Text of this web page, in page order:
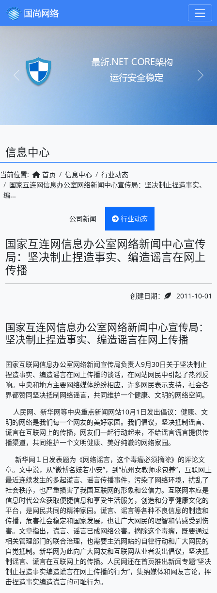
Previous Next
信息中心
当前位置: 首页 信息中心
行业动态
国家互连网信息办公室网络新闻中心宣传局：坚决制止捏造事实、
编...
公司新闻 行业动态
国家互连网信息办公室网络新闻中心宣传
局：坚决制止捏造事实、编造谣言在网上
传播
创建日期： 2011-10-01
国家互连网信息办公室网络新闻中心宣传局：
坚决制止捏造事实、编造谣言在网上传播
国家互联网信息办公室网络新闻宣传局负责人9月30日关于坚决制止
捏造事实、编造谣言在网上传播的谈话，在网站网民中引起了热烈反
响。中央和地方主要网络媒体纷纷相应，许多网民表示支持，社会各
界都赞同坚决抵制网络谣言，共同维护一个健康、文明的网络空间。
人民网、新华网等中央重点新闻网站10月1日发出倡议：健康、文
明的网络是我们每一个网友的美好家园。我们倡议，坚决抵制谣言、
谎言在互联网上的传播，网友们一起行动起来，不给谣言谎言提供传
播渠道，共同维护一个文明健康、美好纯澈的网络家园。
新华网１日发表题为《网络谣言，这个毒瘤必须摘除》的评论文
章。文中说，从“微博名妓若小安”，到“杭州女教师求包养”，互联网上
最近连续发生的多起谎言、谣言传播事件，污染了网络环境，扰乱了
社会秩序，也严重损害了我国互联网的形象和公信力。互联网本应是
信息时代公众获取便捷信息和享受生活服务，创造和分享健康文化的
平台，是网民共同的精神家园。谎言、谣言等各种不良信息的制造和
传播，危害社会稳定和国家发展，也让广大网民的理智和情感受到伤
害。文章指出，谎言、谣言已成网络公害。摘除这个毒瘤，既要通过
相关管理部门的联合治理，也需要主流网站的自律行动和广大网民的
自觉抵制。新华网为此向广大网友和互联网从业者发出倡议，坚决抵
制谣言、谎言在互联网上的传播。人民网还在首页推出新闻专题“坚决
制止捏造事实编造谎言在网上传播的行为”，集纳媒体和网友言论，抨
击捏造事实编造谎言的可耻行为。